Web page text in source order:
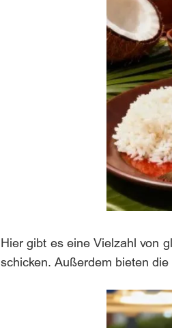
Hier gibt es eine Vielzahl von
schicken. Außerdem bieten